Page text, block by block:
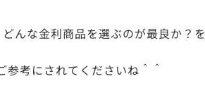
んな金利商品を選ぶのが最良か？を
考にされてくださいね＾＾